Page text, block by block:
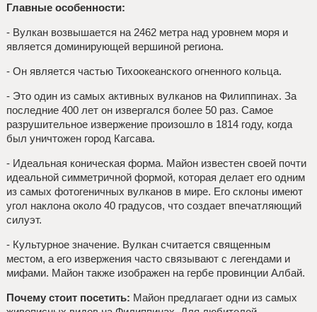
Главные особенности:
- Вулкан возвышается на 2462 метра над уровнем моря и
является доминирующей вершиной региона.
- Он является частью Тихоокеанского огненного кольца.
- Это один из самых активных вулканов на Филиппинах. За
последние 400 лет он извергался более 50 раз. Самое
разрушительное извержение произошло в 1814 году, когда
был уничтожен город Кагсава.
- Идеальная коническая форма. Майон известен своей почти
идеальной симметричной формой, которая делает его одним
из самых фотогеничных вулканов в мире. Его склоны имеют
угол наклона около 40 градусов, что создает впечатляющий
силуэт.
- Культурное значение. Вулкан считается священным
местом, а его извержения часто связывают с легендами и
мифами. Майон также изображен на гербе провинции Албай.
Почему стоит посетить: Майон предлагает одни из самых